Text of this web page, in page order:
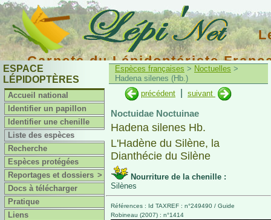
Carnets du Lépidoptériste
ESPACE
LÉPIDOPTÈRES
Accueil national
Identifier un papillon
Identifier une chenille
Liste des espèces
Recherche
Espèces protégées
Reportages et dossiers >
Docs à télécharger
Pratique
Liens
Espèces françaises > Noctuelles >
Hadena silenes (Hb.)
précédent
suivant
Noctuidae Noctuinae
Hadena silenes Hb.
L'Hadène du Silène, la
Dianthécie du Silène
Nourriture de la chenille :
Silènes
Références : Id TAXREF : n°249490 / Guide
Robineau (2007) : n°1414